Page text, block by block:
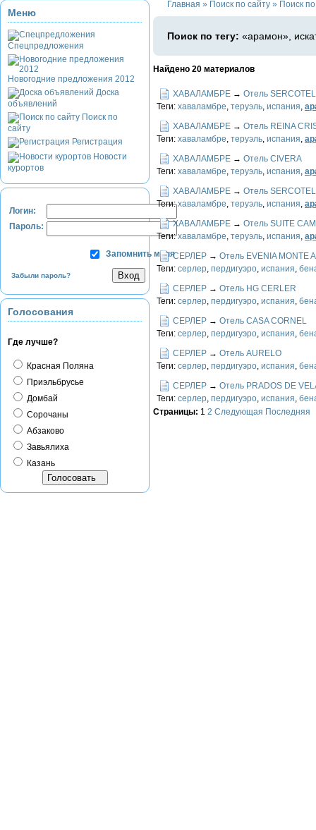
Меню
Спецпредложения
Новогодние предложения 2012
Доска
объявлений
Поиск по
сайту
Регистрация
Новости
курортов
Логин:
Пароль:
Запомнить меня
Забыли пароль?
Голосования
Где лучше?
Красная Поляна
Приэльбрусье
Домбай
Сорочаны
Абзаково
Завьялиха
Казань
Главная » Поиск по сайту » Поиск
Поиск по тегу: «арамон»,
Найдено 20 материалов
ХАВАЛАМБРЕ → Отель
Теги: хаваламбре, теруэль, испания,
ХАВАЛАМБРЕ → Отель REINA
Теги: хаваламбре, теруэль, испания,
ХАВАЛАМБРЕ → Отель CIVERA
Теги: хаваламбре, теруэль, испания,
ХАВАЛАМБРЕ → Отель
Теги:хаваламбре, теруэль, испания,
ХАВАЛАМБРЕ → Отель SUITE
Теги:хаваламбре, теруэль, испания,
СЕРЛЕР → Отель EVENIA MONTE
Теги: серлер, пердигуэро, испания,
СЕРЛЕР → Отель HG CERLER
Теги: серлер, пердигуэро, испания,
СЕРЛЕР → Отель CASA CORNEL
Теги: серлер, пердигуэро, испания,
СЕРЛЕР → Отель AURELO
Теги: серлер, пердигуэро, испания,
СЕРЛЕР → Отель PRADOS DE
Теги: серлер, пердигуэро, испания,
Страницы: 1 2 Следующая Последняя